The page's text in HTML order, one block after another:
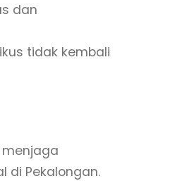
dan
tidak kembali
di Pekalongan.